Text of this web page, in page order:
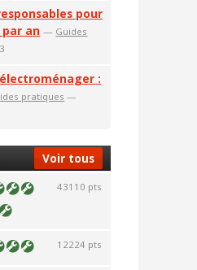
pour
par an — Guides
:
pratiques —
Voir tous
43110 pts
12224 pts